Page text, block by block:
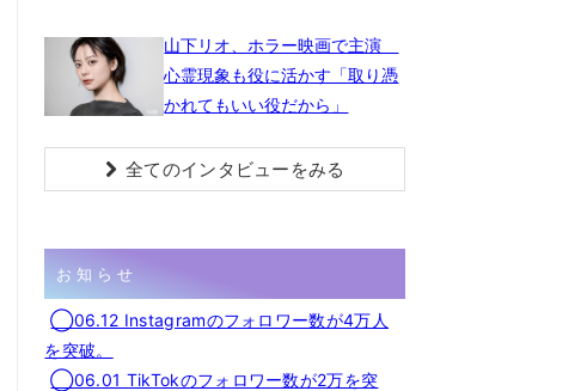
山下リオ、ホラー映画で主演
心霊現象も役に活かす「取り憑
かれてもいい役だから」
全てのインタビューをみる
お知らせ
◯06.12 Instagramのフォロワー数が4万人
を突破。
◯06.01 TikTokのフォロワー数が2万を突